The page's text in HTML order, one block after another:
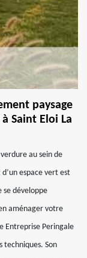
paysage
Saint Eloi La
au sein de
espace vert est
se développe
aménager votre
Entreprise Peringale
Son